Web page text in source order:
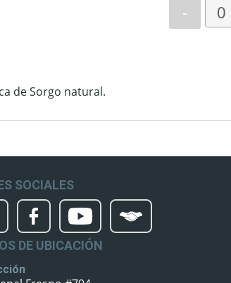
-
de Sorgo natural.
SOCIALES
DE UBICACIÓN